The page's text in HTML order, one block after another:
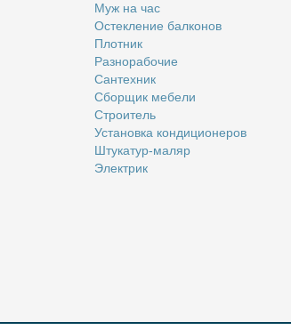
Муж на час
Остек­ле­ние бал­ко­нов
Плот­ник
Раз­но­ра­бо­чие
Сан­тех­ник
Сбор­щик ме­бе­ли
Стро­и­тель
Уста­нов­ка кон­ди­ци­о­не­ров
Шту­ка­тур-ма­ляр
Элек­трик